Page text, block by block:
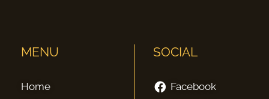
MENU
Home
SOCIAL
Facebook